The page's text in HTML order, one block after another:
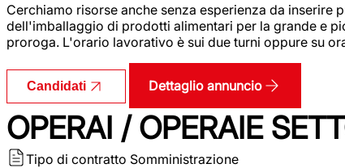
Cerchiamo risorse anche senza esperienza da
dell'imballaggio di prodotti alimentari per la grande e
proroga. L'orario lavorativo è sui due turni oppure su
Candidati Dettaglio annuncio
OPERAI / OPERAIE
Tipo di contratto Somministrazione